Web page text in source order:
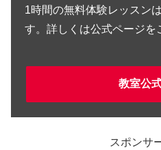
1時間の無料体験レッスン
す。詳しくは公式ページを
教室公
スポンサ